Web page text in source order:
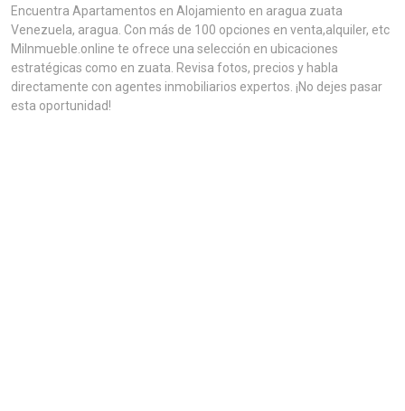
Encuentra Apartamentos en Alojamiento en aragua zuata
Venezuela, aragua. Con más de 100 opciones en venta,alquiler, etc
MiInmueble.online te ofrece una selección en ubicaciones
estratégicas como en zuata. Revisa fotos, precios y habla
directamente con agentes inmobiliarios expertos. ¡No dejes pasar
esta oportunidad!